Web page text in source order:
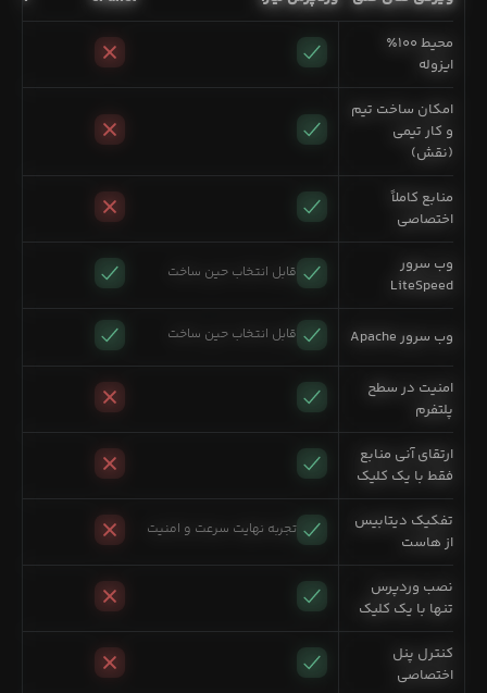
محیط ۱۰۰٪
ایزوله
امکان ساخت تیم
و کار تیمی
(نقش)
منابع کاملاً
اختصاصی
وب سرور
LiteSpeed
قابل انتخاب حین ساخت
وب سرور Apache قابل انتخاب حین ساخت
امنیت در سطح
پلتفرم
ارتقای آنی منابع
فقط با یک کلیک
تفکیک دیتابیس
از هاست
تجربه نهایت سرعت و امنیت
نصب وردپرس
تنها با یک کلیک
کنترل پنل
اختصاصی